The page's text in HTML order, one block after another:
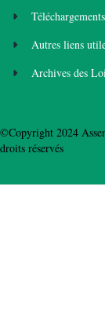
Téléchargements
Autres liens
Archives des
©Copyright 2024
droits réservés